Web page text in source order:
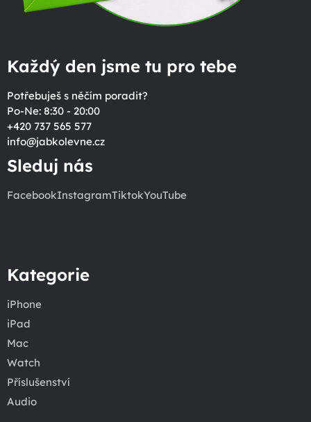
Každý den jsme tu pro tebe
Potřebuješ s něčím poradit?
Po-Ne: 8:30 - 20:00
+420 737 565 577
info@jabkolevne.cz
Sleduj nás
FacebookInstagramTiktokYouTube
Kategorie
iPhone
iPad
Mac
Watch
Příslušenství
Audio